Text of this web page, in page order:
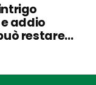
addio
restare…